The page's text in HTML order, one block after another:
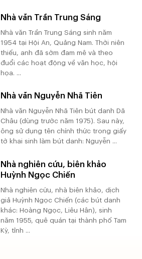
Nhà văn Trần Trung Sáng
Nhà văn Trần Trung Sáng sinh năm
1954 tại Hội An, Quảng Nam. Thời niên
thiếu, anh đã sớm đam mê và theo
đuổi các hoạt động về văn học, hội
họa. ...
Nhà văn Nguyễn Nhã Tiên
Nhà văn Nguyễn Nhã Tiên bút danh Dã
Châu (dùng trước năm 1975). Sau này,
ông sử dụng tên chính thức trong giấy
tờ khai sinh làm bút danh: Nguyễn ...
Nhà nghiên cứu, biên khảo
Huỳnh Ngọc Chiến
Nhà nghiên cứu, nhà biên khảo, dịch
giả Huỳnh Ngọc Chiến (các bút danh
khác: Hoàng Ngọc, Liêu Hân), sinh
năm 1955, quê quán tại thành phố Tam
Kỳ, tỉnh ...